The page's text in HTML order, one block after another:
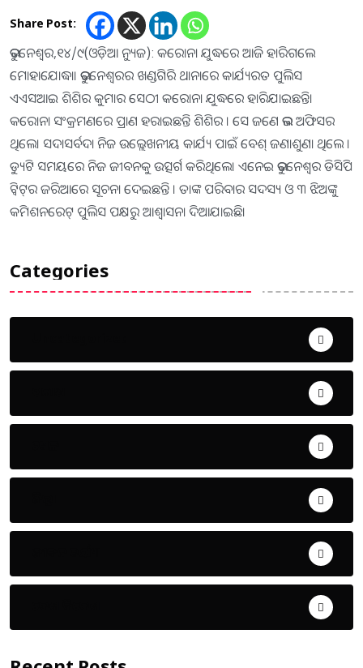
Share Post:
ଭୁବନେଶ୍ୱର,୧୪/୯(ଓଡ଼ିଆ ନ୍ୟୁଜ): କରୋନା ଯୁଦ୍ଧରେ ଆଜି ହାରିଗଲେ
ମୋହାଯୋଦ୍ଧା। ଭୁବନେଶ୍ୱରର ଖଣ୍ଡଗିରି ଥାନାରେ କାର୍ଯ୍ୟରତ ପୁଲିସ
ଏଏସଆଇ ଶିଶିର କୁମାର ସେଠୀ କରୋନା ଯୁଦ୍ଧରେ ହାରିଯାଇଛନ୍ତି।
କରୋନା ସଂକ୍ରମଣରେ ପ୍ରାଣ ହରାଇଛନ୍ତି ଶିଶିର । ସେ ଜଣେ ଭଲ ଅଫିସର
ଥିଲେ। ସଦାସର୍ବଦା ନିଜ ଉଲ୍ଲେଖନୀୟ କାର୍ଯ୍ୟ ପାଇଁ ବେଶ୍‌ ଜଣାଶୁଣା ଥିଲେ ।
ଡ୍ୟୁଟି ସମୟରେ ନିଜ ଜୀବନକୁ ଉତ୍ସର୍ଗ କରିଥିଲେ। ଏନେଇ ଭୁବନେଶ୍ୱର ଡିସିପି
ଟ୍ବିଟ୍‌ର ଜରିଆରେ ସୂଚନା ଦେଇଛନ୍ତି । ତାଙ୍କ ପରିବାର ସଦସ୍ୟ ଓ ୩ ଝିଅଙ୍କୁ
କମିଶନରେଟ୍‌ ପୁଲିସ ପକ୍ଷରୁ ଆଶ୍ବାସନା ଦିଆଯାଇଛି।
Categories